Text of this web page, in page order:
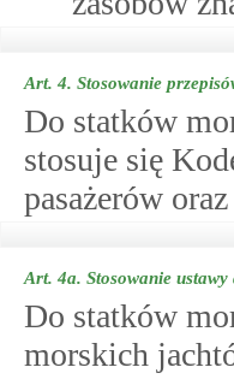
Art. 4. Stosowanie
Do statków
stosuje się
pasażerów
Art. 4a. Stosowanie
Do statków
morskich